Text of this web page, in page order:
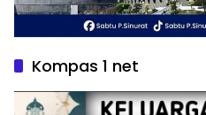
Kompas 1 net